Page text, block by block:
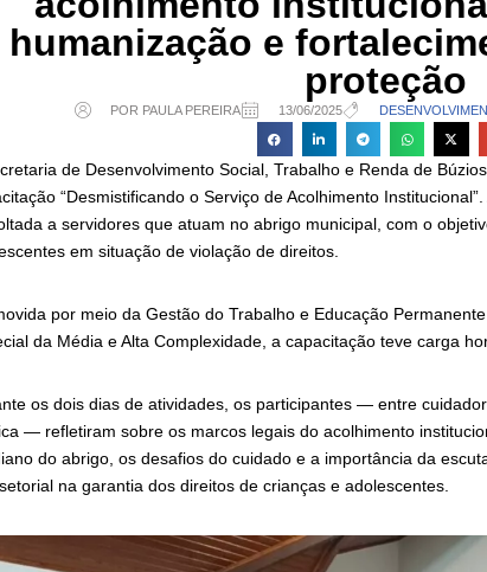
humanização e
proteção
POR PAULA PEREIRA 13/06/2025
de Desenvolvimento Social, Trabalho e Renda de
“Desmistificando o Serviço de Acolhimento
a servidores que atuam no abrigo municipal, com o
em situação de violação de direitos.
por meio da Gestão do Trabalho e Educação
da Média e Alta Complexidade, a capacitação teve carga
os dois dias de atividades, os participantes — entre
— refletiram sobre os marcos legais do acolhimento
do abrigo, os desafios do cuidado e a importância da
na garantia dos direitos de crianças e adolescentes.